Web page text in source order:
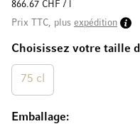
Choisissez votre taille
75 cl
Emballage
866.67 CHF / l
Prix TTC, plus expédition